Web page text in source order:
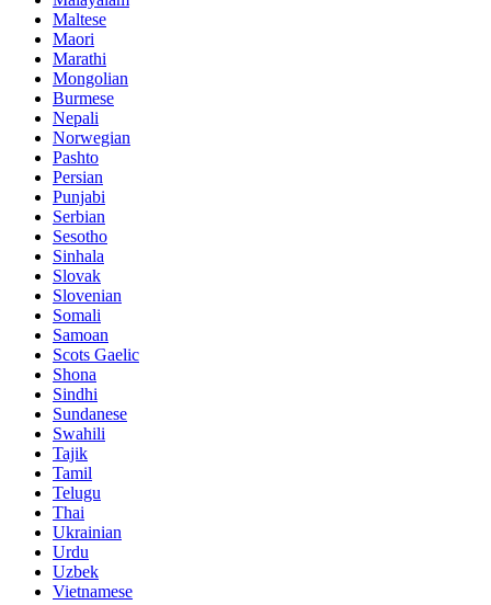
Maltese
Maori
Marathi
Mongolian
Burmese
Nepali
Norwegian
Pashto
Persian
Punjabi
Serbian
Sesotho
Sinhala
Slovak
Slovenian
Somali
Samoan
Scots Gaelic
Shona
Sindhi
Sundanese
Swahili
Tajik
Tamil
Telugu
Thai
Ukrainian
Urdu
Uzbek
Vietnamese